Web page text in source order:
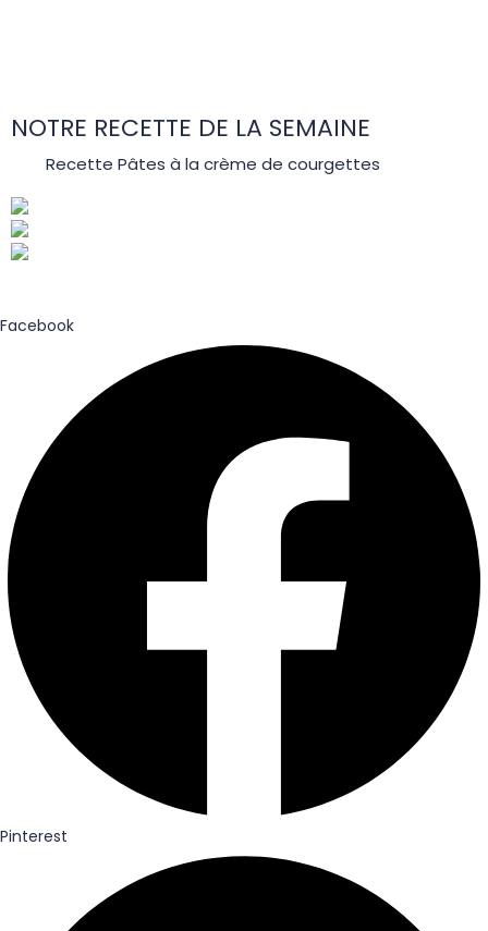
NOTRE RECETTE DE LA SEMAINE
Recette Pâtes à la crème de courgettes
Facebook
Pinterest